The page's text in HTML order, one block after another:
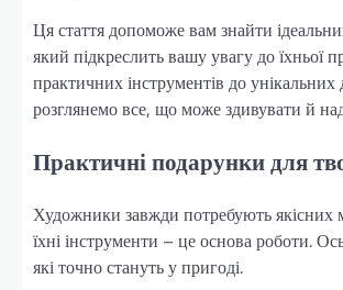
Ця стаття допоможе вам знайти
який підкреслить вашу увагу до їхньої
практичних інструментів до
розглянемо все, що може здивувати й
Практичні подарунки для
Художники завжди потребують якісних
їхні інструменти – це основа роботи.
які точно стануть у пригоді.